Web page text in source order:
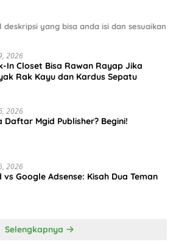
yang bisa anda isi dan sesuaikan
2026
In Closet Bisa Rawan Rayap Jika
Rak Kayu dan Kardus Sepatu
2026
Daftar Mgid Publisher? Begini!
2026
vs Google Adsense: Kisah Dua Teman
Selengkapnya